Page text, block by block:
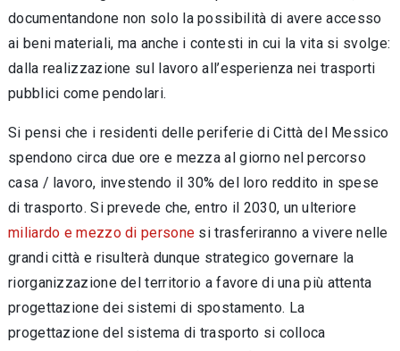
documentandone non solo la possibilità di avere accesso
ai beni materiali, ma anche i contesti in cui la vita si svolge:
dalla realizzazione sul lavoro all’esperienza nei trasporti
pubblici come pendolari.
Si pensi che i residenti delle periferie di Città del Messico
spendono circa due ore e mezza al giorno nel percorso
casa / lavoro, investendo il 30% del loro reddito in spese
di trasporto. Si prevede che, entro il 2030, un ulteriore
miliardo e mezzo di persone si trasferiranno a vivere nelle
grandi città e risulterà dunque strategico governare la
riorganizzazione del territorio a favore di una più attenta
progettazione dei sistemi di spostamento. La
progettazione del sistema di trasporto si colloca